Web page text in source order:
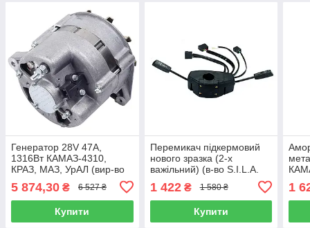
Генератор 28V 47А,
1316Вт КАМАЗ-4310,
КРАЗ, МАЗ, УрАЛ (вир-во
Г288Е-3701000
5 874,30 ₴ 6 527 ₴
Купити
Перемикач підкермовий
нового зразка (2-х
важільний) (в-во S.I.L.A.
1 422₴ 1 580 ₴
Купити
1